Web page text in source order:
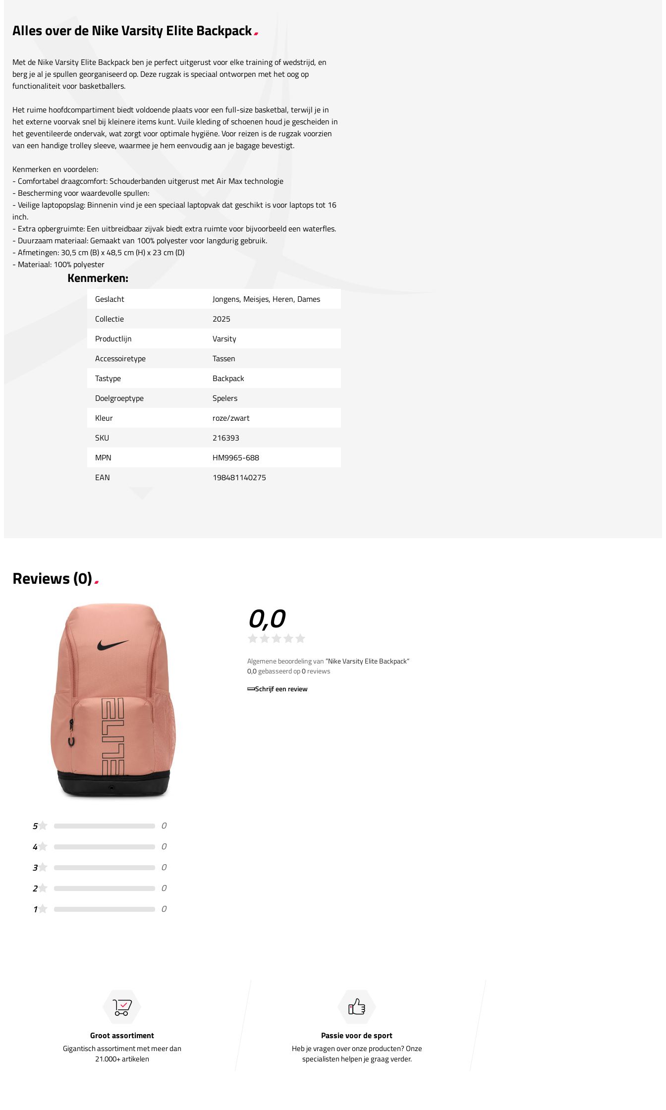
Alles over de Nike Varsity Elite Backpack
Met de Nike Varsity Elite Backpack ben je perfect uitgerust voor elke training of wedstrijd, en
berg je al je spullen georganiseerd op. Deze rugzak is speciaal ontworpen met het oog op
functionaliteit voor basketballers.
Het ruime hoofdcompartiment biedt voldoende plaats voor een full-size basketbal, terwijl je in
het externe voorvak snel bij kleinere items kunt. Vuile kleding of schoenen houd je gescheiden in
het geventileerde ondervak, wat zorgt voor optimale hygiëne. Voor reizen is de rugzak voorzien
van een handige trolley sleeve, waarmee je hem eenvoudig aan je bagage bevestigt.
Kenmerken en voordelen:
- Comfortabel draagcomfort: Schouderbanden uitgerust met Air Max technologie
- Bescherming voor waardevolle spullen:
- Veilige laptopopslag: Binnenin vind je een speciaal laptopvak dat geschikt is voor laptops tot 16
inch.
- Extra opbergruimte: Een uitbreidbaar zijvak biedt extra ruimte voor bijvoorbeeld een waterfles.
- Duurzaam materiaal: Gemaakt van 100% polyester voor langdurig gebruik.
- Afmetingen: 30,5 cm (B) x 48,5 cm (H) x 23 cm (D)
- Materiaal: 100% polyester
Kenmerken:
Geslacht
Jongens, Meisjes, Heren, Dames
Collectie
2025
Productlijn
Varsity
Accessoiretype
Tassen
Tastype
Backpack
Doelgroeptype
Spelers
Kleur
roze/zwart
SKU
216393
MPN
HM9965-688
EAN
198481140275
Reviews (0)
0,0
Algemene beoordeling van”Nike Varsity Elite Backpack“
0,0gebasseerd op0reviews
Schrijf een review
5
0
4
0
3
0
2
0
1
0
Groot assortiment
Gigantisch assortiment met meer dan
21.000+ artikelen
Passie voor de sport
Heb je vragen over onze producten? Onze
specialisten helpen je graag verder.